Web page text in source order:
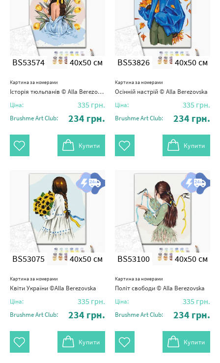
BS53574 40x50 см
Картина за номерами
Історія тюльпанів © Alla Berezovska
Ціна: 335 грн.
Brushme Art Club: 234 грн.
Купити
BS53826 40x50 см
Картина за номерами
Осінній настрій © Alla Berezovska
Ціна: 335 грн.
Brushme Art Club: 234 грн.
Купити
BS53075 40x50 см
Картина за номерами
Квіти України ©Alla Berezovska
Ціна: 335 грн.
Brushme Art Club: 234 грн.
Купити
BS53100 40x50 см
Картина за номерами
Політ свободи © Alla Berezovska
Ціна: 335 грн.
Brushme Art Club: 234 грн.
Купити